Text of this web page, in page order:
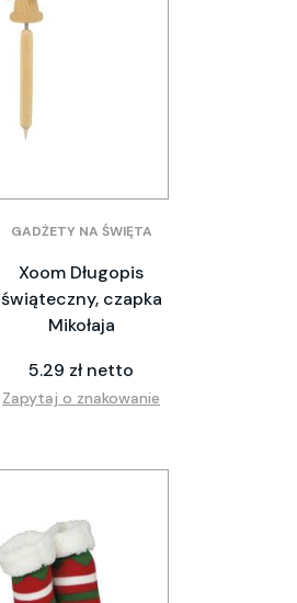
GADŻETY NA ŚWIĘTA
Xoom Długopis
świąteczny, czapka
Mikołaja
5.29 zł netto
Zapytaj o znakowanie